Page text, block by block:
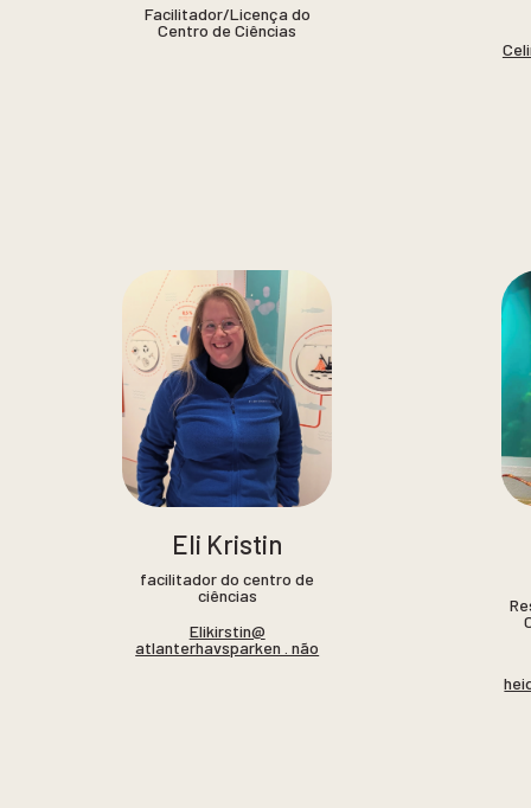
Facilitador/Licença do
Centro de Ciências
Eli Kristin
facilitador do centro de
ciências
Elikirstin@
atlanterhavsparken . não